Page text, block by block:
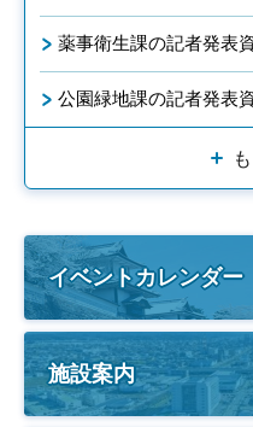
薬事衛生課の記者発表
公園緑地課の記者発表
イベントカレンダー
施設案内